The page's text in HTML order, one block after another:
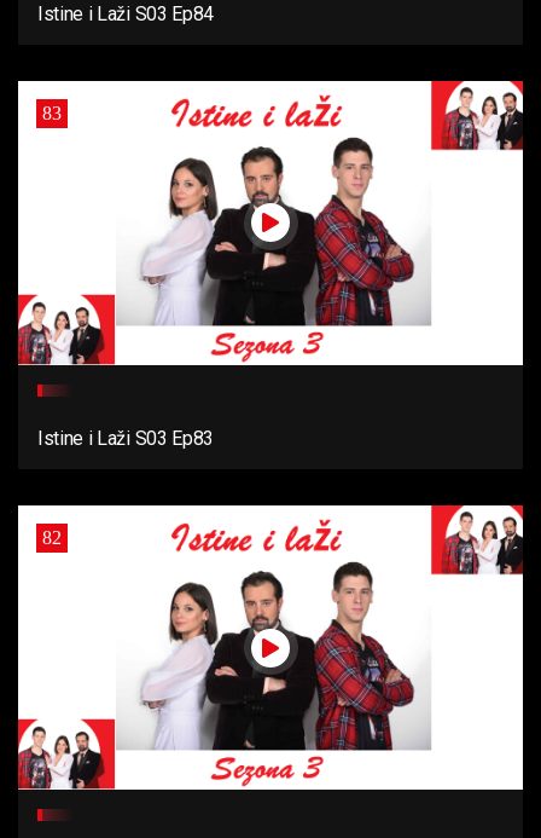
Istine i Laži S03 Ep84
83
Istine i Laži S03 Ep83
82